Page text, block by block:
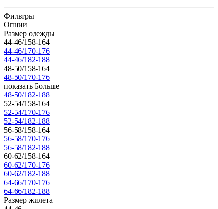
Фильтры
Опции
Размер одежды
44-46/158-164
44-46/170-176
44-46/182-188
48-50/158-164
48-50/170-176
показать Больше
48-50/182-188
52-54/158-164
52-54/170-176
52-54/182-188
56-58/158-164
56-58/170-176
56-58/182-188
60-62/158-164
60-62/170-176
60-62/182-188
64-66/170-176
64-66/182-188
Размер жилета